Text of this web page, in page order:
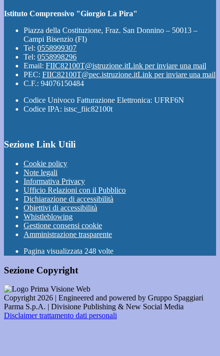
Istituto Comprensivo "Giorgio La Pira"
Piazza della Costituzione, Fraz. San Donnino – 50013 –
Campi Bisenzio (FI)
Tel: 0558999307
Tel: 0558998296
Email: FIIC82100T@istruzione.itLink per inviare una mail
PEC: FIIC82100T@pec.istruzione.itLink per inviare una mail
C.F.: 94076150484
Codice Univoco Fatturazione Elettronica: UFRF6N
Codice IPA: istsc_fiic82100t
Sezione Link Utili
Cookie policy
Note legali
Informativa Privacy
Ufficio Relazioni con il Pubblico
Dichiarazione di accessibilità
Obiettivi di accessibilità
Whistleblowing
Gestione consensi cookie
Amministrazione trasparente
Pagina visualizzata 248 volte
Sezione Copyright
Copyright 2026 | Engineered and powered by Gruppo Spaggiari
Parma S.p.A. | Divisione Publishing & New Social Media
Disclaimer trattamento dati personali